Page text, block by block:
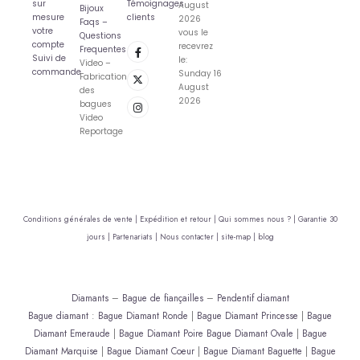
sur
mesure
votre
compte
Suivi de
commande
Bijoux
Faqs –
Questions
Frequentes
Video –
Fabrication
des
bagues
Video
Reportage
Témoignages
clients
August
2026
vous le
recevrez
le:
Sunday 16
August
2026
Conditions générales de vente | Expédition et retour | Qui sommes nous ? | Garantie 30
jours | Partenariats | Nous contacter | site-map | blog
Diamants– Bague de fiançailles– Pendentif diamant
Bague diamant : Bague Diamant Ronde | Bague Diamant Princesse | Bague
Diamant Emeraude | Bague Diamant Poire Bague Diamant Ovale | Bague
Diamant Marquise | Bague Diamant Coeur| Bague Diamant Baguette | Bague